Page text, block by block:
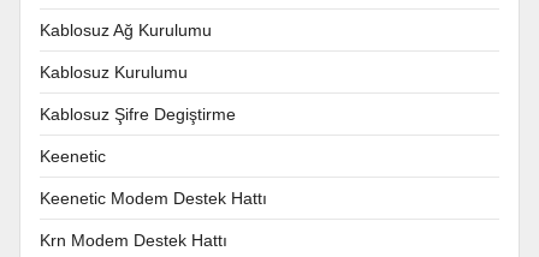
Kablosuz Ağ Kurulumu
Kablosuz Kurulumu
Kablosuz Şifre Degiştirme
Keenetic
Keenetic Modem Destek Hattı
Krn Modem Destek Hattı